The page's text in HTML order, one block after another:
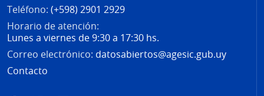
Teléfono: (+598) 2901 2929
Horario de atención:
Lunes a viernes de 9:30 a 17:30 hs.
Correo electrónico: datosabiertos@agesic.gub.uy
Contacto